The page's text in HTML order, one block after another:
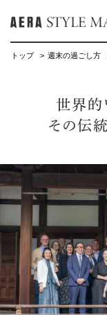
トップ 週末の過ごし方
世界的
その伝